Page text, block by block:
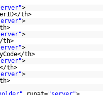
>
th>
>
>
th>
>
th>
>
th>
>